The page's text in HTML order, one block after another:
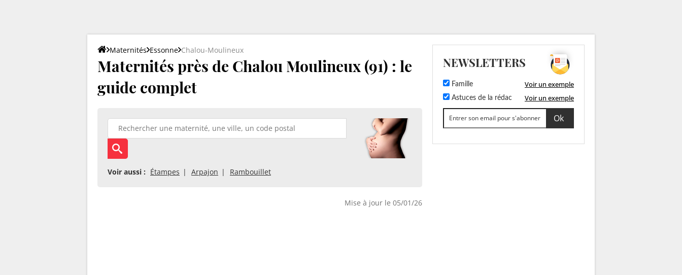
Maternités Essonne Chalou-Moulineux
Maternités près de Chalou Moulineux (91) : le
guide complet
Voir aussi : Étampes Arpajon Rambouillet
Mise à jour le 05/01/26
NEWSLETTERS
Famille Voir un exemple
Astuces de la rédac Voir un exemple